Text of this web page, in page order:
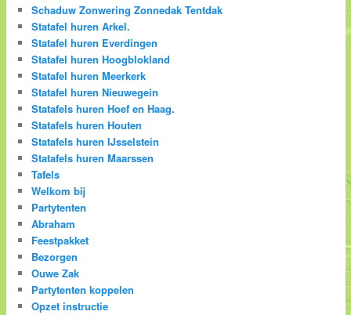
Schaduw Zonwering Zonnedak Tentdak
Statafel huren Arkel.
Statafel huren Everdingen
Statafel huren Hoogblokland
Statafel huren Meerkerk
Statafel huren Nieuwegein
Statafels huren Hoef en Haag.
Statafels huren Houten
Statafels huren IJsselstein
Statafels huren Maarssen
Tafels
Welkom bij
Partytenten
Abraham
Feestpakket
Bezorgen
Ouwe Zak
Partytenten koppelen
Opzet instructie